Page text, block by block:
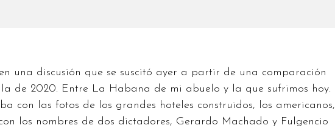
una discusión que se suscitó ayer a partir de una comparación
de 2020. Entre La Habana de mi abuelo y la que sufrimos hoy.
con las fotos de los grandes hoteles construidos, los americanos,
los nombres de dos dictadores, Gerardo Machado y Fulgencio